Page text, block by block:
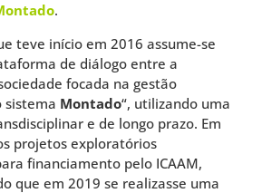
.
teve início em 2016 assume-se
de diálogo entre a
focada na gestão
sistema Montado“, utilizando uma
e de longo prazo. Em
projetos exploratórios
financiamento pelo ICAAM,
que em 2019 se realizasse uma